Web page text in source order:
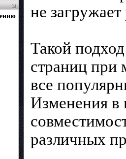
не
Такой
страниц при
все
Изменения в
различных